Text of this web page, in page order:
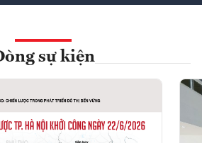
sự kiện